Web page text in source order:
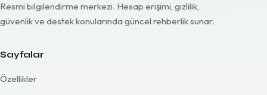
Resmi bilgilendirme merkezi. Hesap erişimi, gizlilik,
güvenlik ve destek konularında güncel rehberlik sunar.
Sayfalar
Özellikler